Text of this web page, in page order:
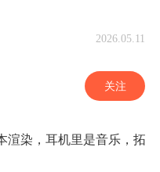
2026.05.11
关注
渲染，耳机里是音乐，拓